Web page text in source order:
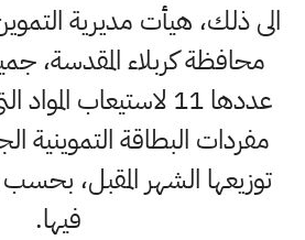
الى ذلك، هيأت مديرية التموين
محافظة كربلاء المقدسة،
عددها 11 لاستيعاب
مفردات البطاقة التموينية
توزيعها الشهر المقبل،
فيها.